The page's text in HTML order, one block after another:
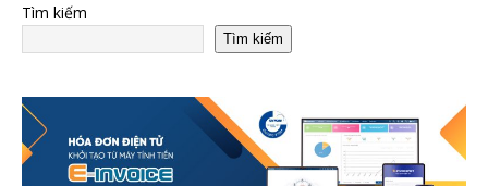
Tìm kiếm
Tìm kiếm